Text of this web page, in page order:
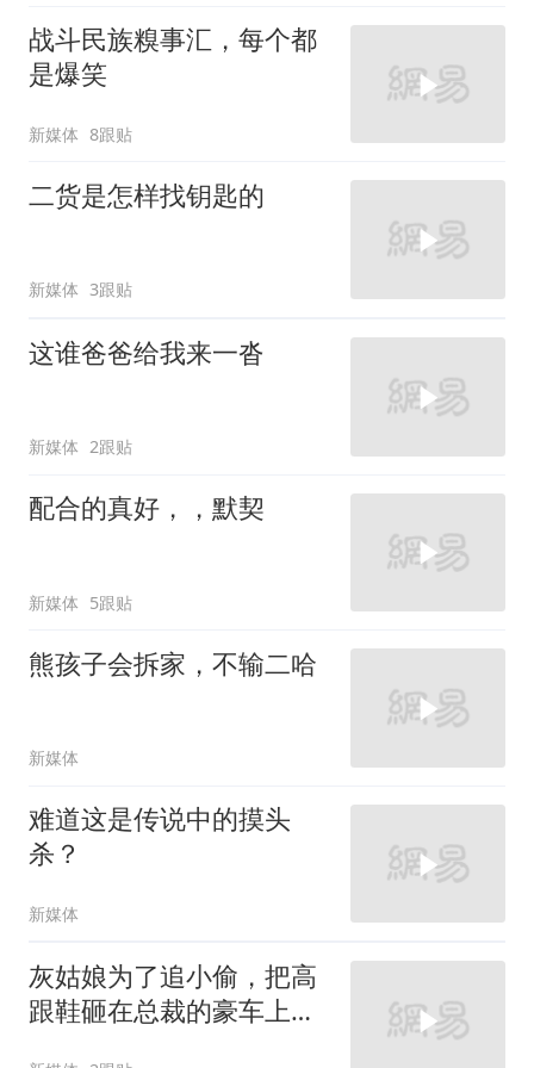
战斗民族糗事汇，每个都
是爆笑
新媒体 8跟贴
二货是怎样找钥匙的
新媒体 3跟贴
这谁爸爸给我来一沓
新媒体 2跟贴
配合的真好，，默契
新媒体 5跟贴
熊孩子会拆家，不输二哈
新媒体
难道这是传说中的摸头
杀？
新媒体
灰姑娘为了追小偷，把高
跟鞋砸在总裁的豪车上，